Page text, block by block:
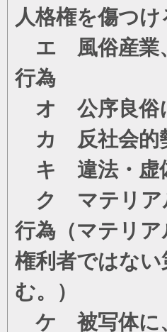
人格権を傷つ
エ 風俗産業
行為
オ 公序良俗
カ 反社会的
キ 違法・虚
ク マテリア
行為（マテリ
権利者ではな
む。）
ケ 被写体に